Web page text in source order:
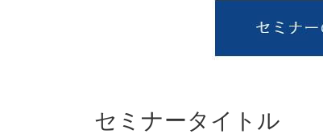
セミナータイトル